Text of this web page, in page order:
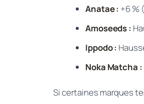
Anatae : +6 %
Amoseeds :
Ippodo :
Noka Matcha :
Si certaines marques